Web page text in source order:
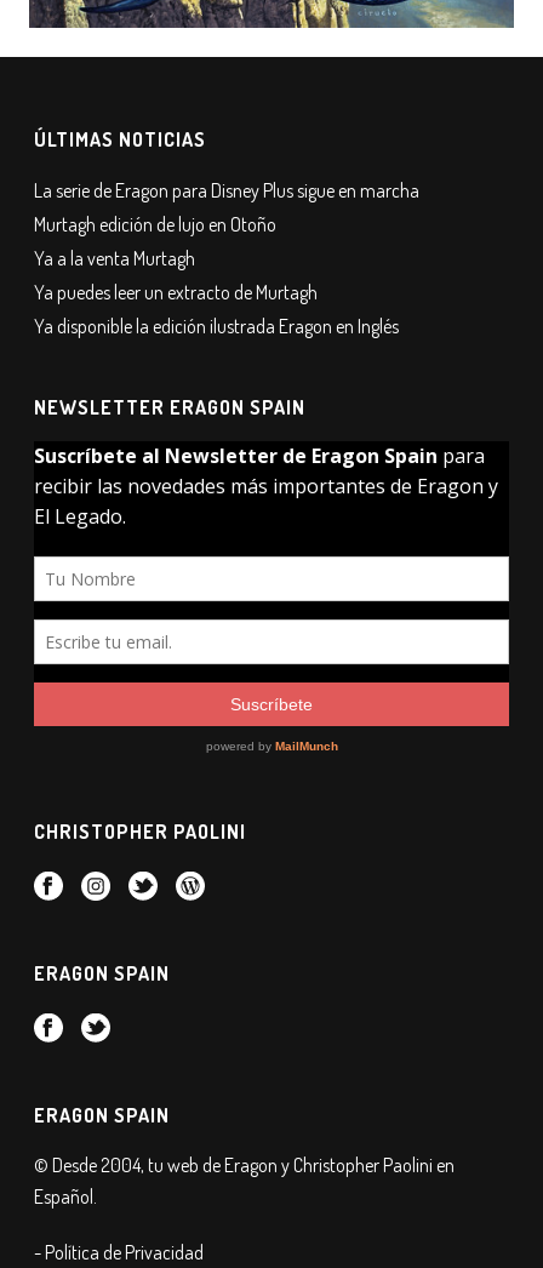
ÚLTIMAS NOTICIAS
La serie de Eragon para Disney Plus sigue en marcha
Murtagh edición de lujo en Otoño
Ya a la venta Murtagh
Ya puedes leer un extracto de Murtagh
Ya disponible la edición ilustrada Eragon en Inglés
NEWSLETTER ERAGON SPAIN
CHRISTOPHER PAOLINI
ERAGON SPAIN
ERAGON SPAIN
© Desde 2004, tu web de Eragon y Christopher Paolini en
Español.
- Política de Privacidad